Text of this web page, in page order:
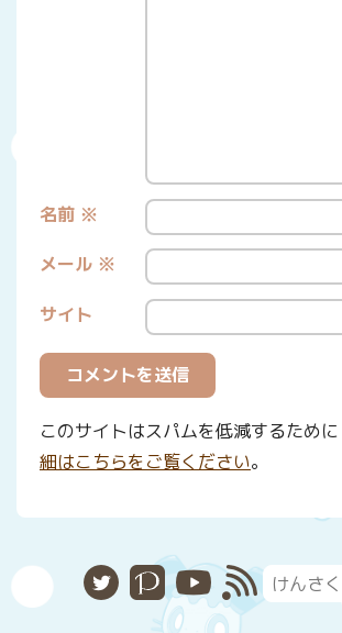
名前 ※
メール ※
サイト
このサイトはスパムを低減するため
細はこちらをご覧ください。
X PixivYouTube
RSS